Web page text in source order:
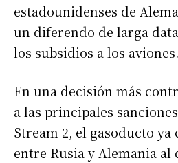
estadounidenses de
un diferendo de larga
los subsidios a los aviones.
En una decisión más
a las principales
Stream 2, el gasoducto
entre Rusia y Alemania al